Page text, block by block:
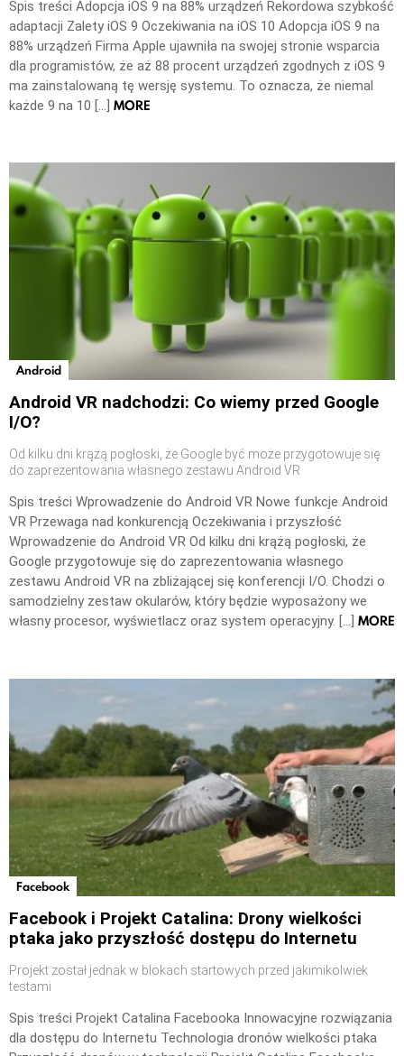
Spis treści Adopcja iOS 9 na 88% urządzeń Rekordowa szybkość
adaptacji Zalety iOS 9 Oczekiwania na iOS 10 Adopcja iOS 9 na
88% urządzeń Firma Apple ujawniła na swojej stronie wsparcia
dla programistów, że aż 88 procent urządzeń zgodnych z iOS 9
ma zainstalowaną tę wersję systemu. To oznacza, że niemal
każde 9 na 10 […] MORE
Android
Android VR nadchodzi: Co wiemy przed Google
I/O?
Od kilku dni krążą pogłoski, że Google być może przygotowuje się
do zaprezentowania własnego zestawu Android VR
Spis treści Wprowadzenie do Android VR Nowe funkcje Android
VR Przewaga nad konkurencją Oczekiwania i przyszłość
Wprowadzenie do Android VR Od kilku dni krążą pogłoski, że
Google przygotowuje się do zaprezentowania własnego
zestawu Android VR na zbliżającej się konferencji I/O. Chodzi o
samodzielny zestaw okularów, który będzie wyposażony we
własny procesor, wyświetlacz oraz system operacyjny. […] MORE
Facebook
Facebook i Projekt Catalina: Drony wielkości
ptaka jako przyszłość dostępu do Internetu
Projekt został jednak w blokach startowych przed jakimikolwiek
testami
Spis treści Projekt Catalina Facebooka Innowacyjne rozwiązania
dla dostępu do Internetu Technologia dronów wielkości ptaka